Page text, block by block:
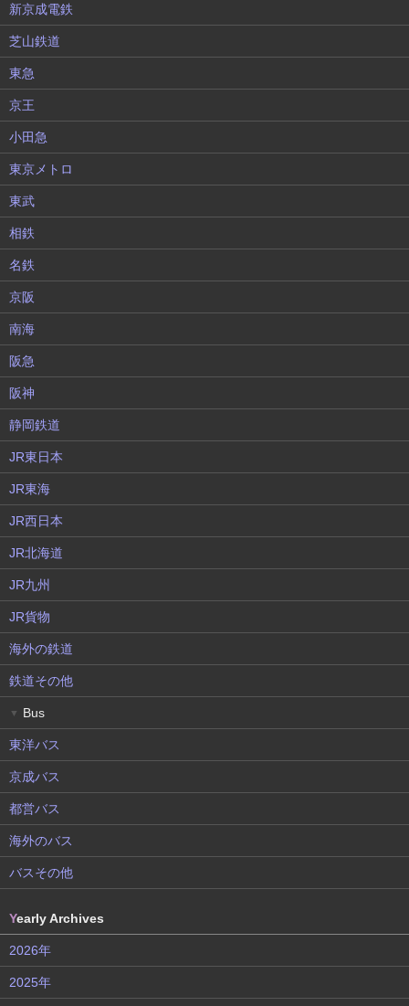
新京成電鉄
芝山鉄道
東急
京王
小田急
東京メトロ
東武
相鉄
名鉄
京阪
南海
阪急
阪神
静岡鉄道
JR東日本
JR東海
JR西日本
JR北海道
JR九州
JR貨物
海外の鉄道
鉄道その他
▼ Bus
東洋バス
京成バス
都営バス
海外のバス
バスその他
Yearly Archives
2026年
2025年